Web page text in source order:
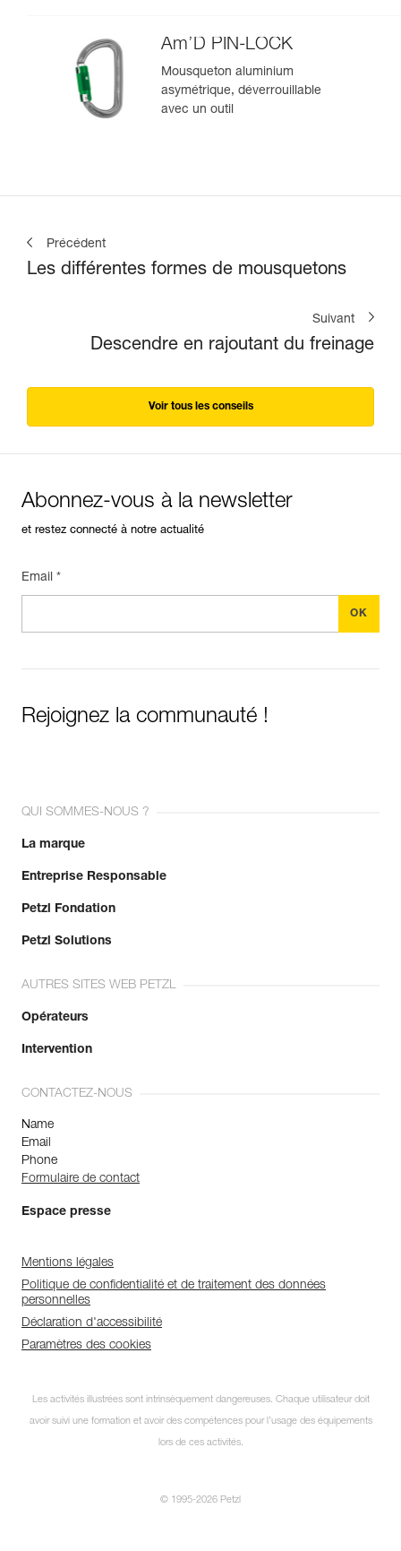
Am’D PIN-LOCK
Mousqueton aluminium
asymétrique, déverrouillable
avec un outil
Précédent
Les différentes formes de mousquetons
Suivant
Descendre en rajoutant du freinage
Voir tous les conseils
Abonnez-vous à la newsletter
et restez connecté à notre actualité
Email *
Rejoignez la communauté !
QUI SOMMES-NOUS ?
La marque
Entreprise Responsable
Petzl Fondation
Petzl Solutions
AUTRES SITES WEB PETZL
Opérateurs
Intervention
CONTACTEZ-NOUS
Name
Email
Phone
Formulaire de contact
Espace presse
Mentions légales
Politique de confidentialité et de traitement des données
personnelles
Déclaration d'accessibilité
Paramètres des cookies
Les activités illustrées sont intrinsèquement dangereuses. Chaque utilisateur doit
avoir suivi une formation et avoir des compétences pour l’usage des équipements
lors de ces activités.
© 1995-2026 Petzl